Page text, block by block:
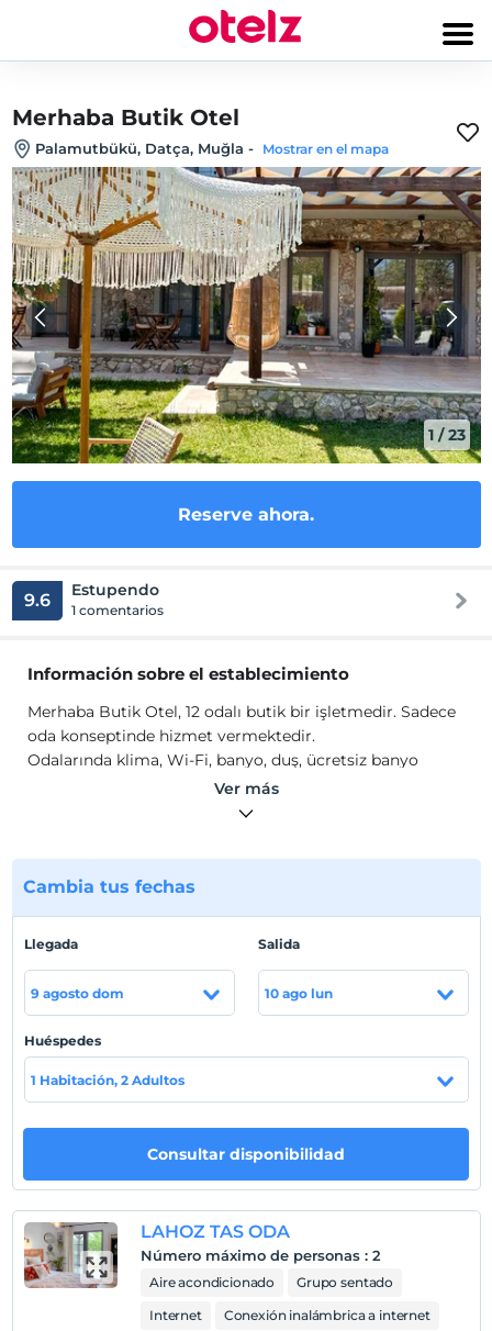
Merhaba Butik Otel
Palamutbükü, Datça, Muğla - Mostrar en el mapa
1 /23
Reserve ahora.
9.6 Estupendo
1 comentarios
Información sobre el establecimiento
Merhaba Butik Otel, 12 odalı butik bir işletmedir. Sadece
oda konseptinde hizmet vermektedir.
Odalarında klima, Wi-Fi, banyo, duş, ücretsiz banyo
malzemesi ve havlu seti gibi olanaklar mevcuttur.
Muğla Datça'da konumlanmaktadır.
Mostrar en el
mapa
Políticas del hotel
Entrada
Después de 14:00
Mascotas
Áreas para fumar
habitaciones para no fumadores
Los bebés menores de 2 no pagan
Ver más
Cambia tus fechas
Llegada
9 agosto dom
Salida
10 ago lun
Huéspedes
1 Habitación, 2 Adultos
Consultar disponibilidad
LAHOZ TAS ODA
Número máximo de personas : 2
Aire acondicionado
Grupo sentado
Internet
Conexión inalámbrica a internet